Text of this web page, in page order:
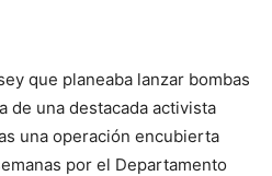
que planeaba lanzar bombas
de una destacada activista
una operación encubierta
por el Departamento